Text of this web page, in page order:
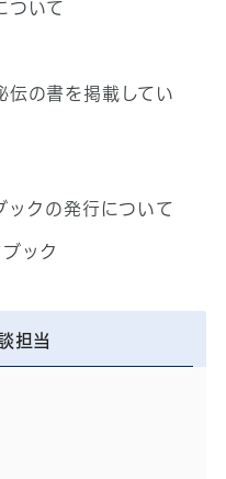
ついて
の書を掲載してい
クの発行について
ック
担当